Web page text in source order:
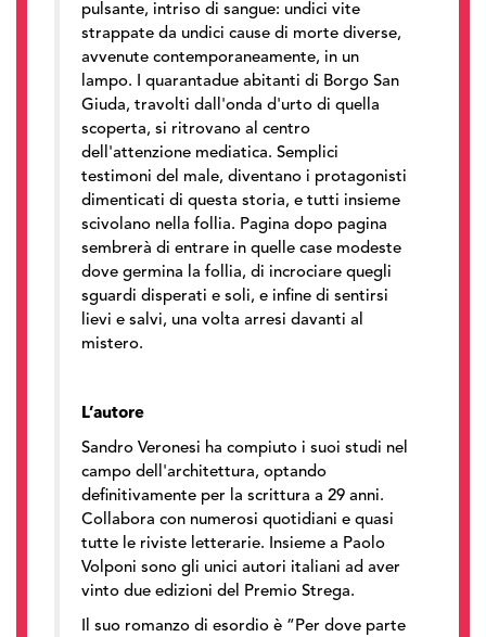
pulsante, intriso di sangue: undici vite
strappate da undici cause di morte diverse,
avvenute contemporaneamente, in un
lampo. I quarantadue abitanti di Borgo San
Giuda, travolti dall'onda d'urto di quella
scoperta, si ritrovano al centro
dell'attenzione mediatica. Semplici
testimoni del male, diventano i protagonisti
dimenticati di questa storia, e tutti insieme
scivolano nella follia. Pagina dopo pagina
sembrerà di entrare in quelle case modeste
dove germina la follia, di incrociare quegli
sguardi disperati e soli, e infine di sentirsi
lievi e salvi, una volta arresi davanti al
mistero.
L’autore
Sandro Veronesi ha compiuto i suoi studi nel
campo dell'architettura, optando
definitivamente per la scrittura a 29 anni.
Collabora con numerosi quotidiani e quasi
tutte le riviste letterarie. Insieme a Paolo
Volponi sono gli unici autori italiani ad aver
vinto due edizioni del Premio Strega.
Il suo romanzo di esordio è “Per dove parte